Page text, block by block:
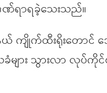
ဏ်ရာရခဲ့သေးသည်။
ကျိုက်ထီးရိုးတောင် ဒ
ျား သွားလာ လုပ်ကိုင်